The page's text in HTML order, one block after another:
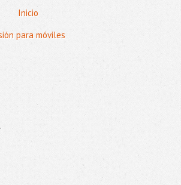
Inicio
para móviles